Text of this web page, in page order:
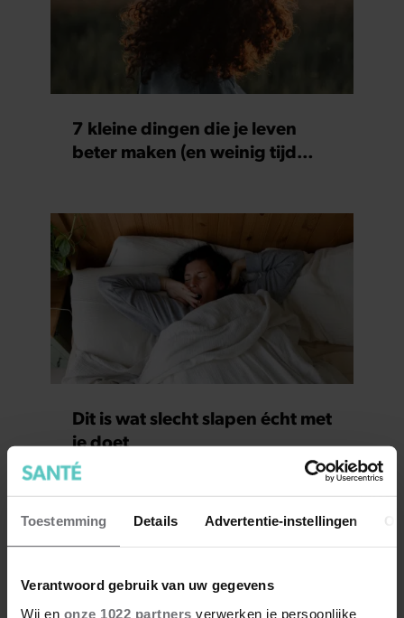
Toestemming Details Advertentie-instellingen
Verantwoord gebruik van uw gegevens
Wij en onze 1022 partners verwerken je persoonlijke
7 kleine dingen die je leven
beter maken (en weinig tijd
Dit is wat slecht slapen écht met
je doet